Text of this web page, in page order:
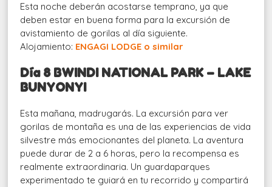
Esta noche deberán acostarse temprano, ya que
deben estar en buena forma para la excursión de
avistamiento de gorilas al día siguiente.
Alojamiento: ENGAGI LODGE o similar
Día 8 BWINDI NATIONAL PARK – LAKE
BUNYONYI
Esta mañana, madrugarás. La excursión para ver
gorilas de montaña es una de las experiencias de vida
silvestre más emocionantes del planeta. La aventura
puede durar de 2 a 6 horas, pero la recompensa es
realmente extraordinaria. Un guardaparques
experimentado te guiará en tu recorrido y compartirá